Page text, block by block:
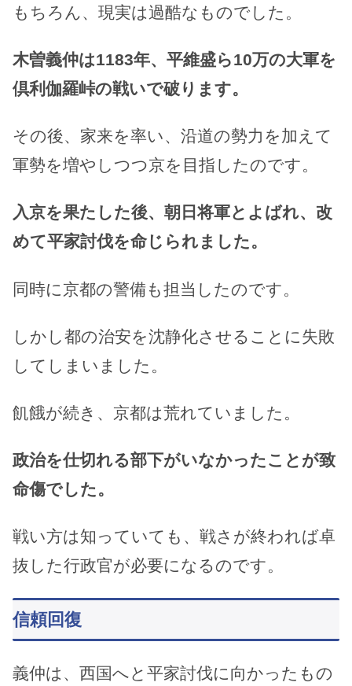
もちろん、現実は過酷なものでした。
木曽義仲は1183年、平維盛ら10万の大軍を
倶利伽羅峠の戦いで破ります。
その後、家来を率い、沿道の勢力を加えて
軍勢を増やしつつ京を目指したのです。
入京を果たした後、朝日将軍とよばれ、改
めて平家討伐を命じられました。
同時に京都の警備も担当したのです。
しかし都の治安を沈静化させることに失敗
してしまいました。
飢餓が続き、京都は荒れていました。
政治を仕切れる部下がいなかったことが致
命傷でした。
戦い方は知っていても、戦さが終われば卓
抜した行政官が必要になるのです。
信頼回復
義仲は、西国へと平家討伐に向かったもの